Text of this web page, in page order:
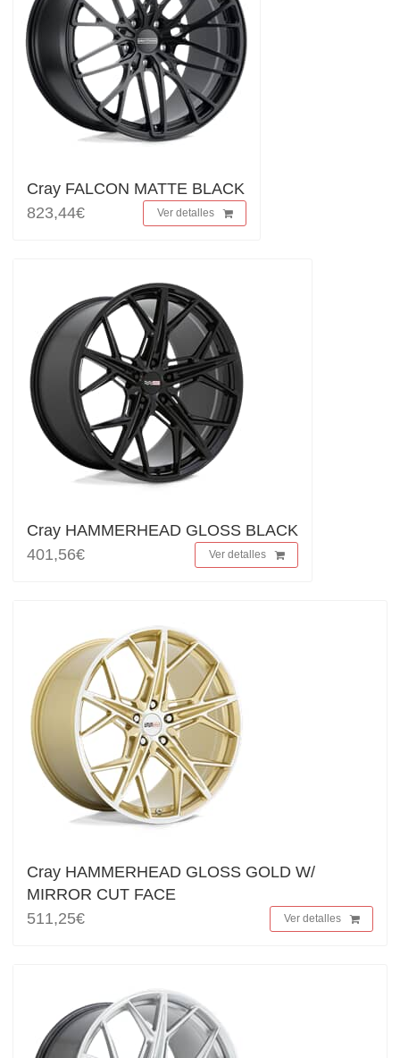
Cray FALCON MATTE BLACK
823,44€
Ver detalles
Cray HAMMERHEAD GLOSS BLACK
401,56€
Ver detalles
Cray HAMMERHEAD GLOSS GOLD W/
MIRROR CUT FACE
511,25€
Ver detalles